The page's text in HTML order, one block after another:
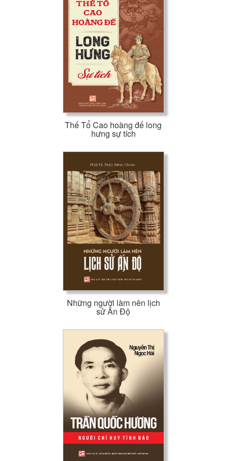
Thế Tổ Cao hoàng đế long
hưng sự tích
Những người làm nên lịch
sử Ấn Độ